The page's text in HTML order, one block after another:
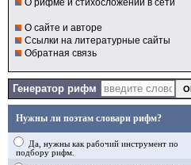
О рифме и стихосложении в сети
О сайте и авторе
Ссылки на литературные сайты
Обратная связь
Генератор рифм
Нужны ли поэтам словари рифм?
Да, нужны как рабочий инструмент по
подбору рифм.